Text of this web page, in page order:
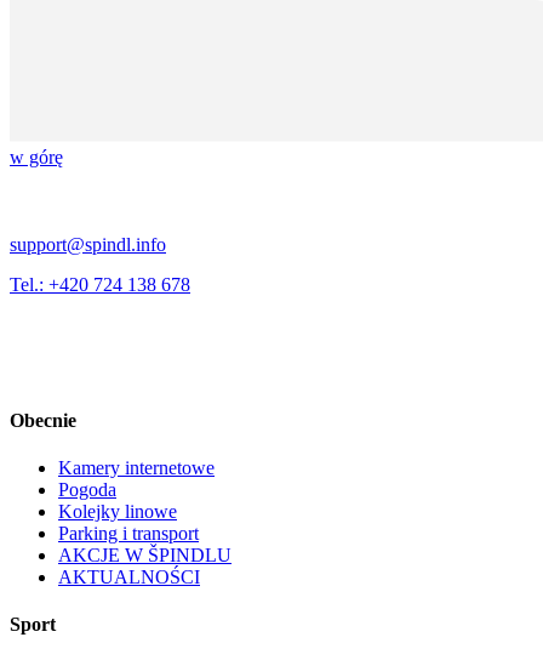
w górę
support@spindl.info
Tel.: +420 724 138 678
Obecnie
Kamery internetowe
Pogoda
Kolejky linowe
Parking i transport
AKCJE W ŠPINDLU
AKTUALNOŚCI
Sport